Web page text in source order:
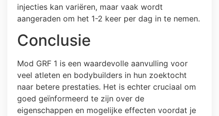
injecties kan variëren, maar vaak wordt
aangeraden om het 1-2 keer per dag in te nemen.
Conclusie
Mod GRF 1 is een waardevolle aanvulling voor
veel atleten en bodybuilders in hun zoektocht
naar betere prestaties. Het is echter cruciaal om
goed geïnformeerd te zijn over de
eigenschappen en mogelijke effecten voordat je